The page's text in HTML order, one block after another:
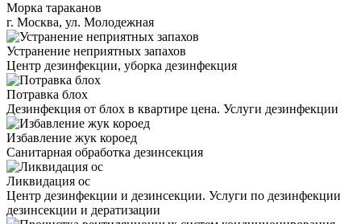
Морка тараканов
г. Москва, ул. Молодежная
Устранение неприятных запахов
Центр дезинфекции, уборка дезинфекция
Потравка блох
Дезинфекция от блох в квартире цена. Услуги дезинфекции
Избавление жук короед
Санитарная обработка дезинсекция
Ликвидация ос
Центр дезинфекции и дезинсекции. Услуги по дезинфекции
дезинсекции и дератизации